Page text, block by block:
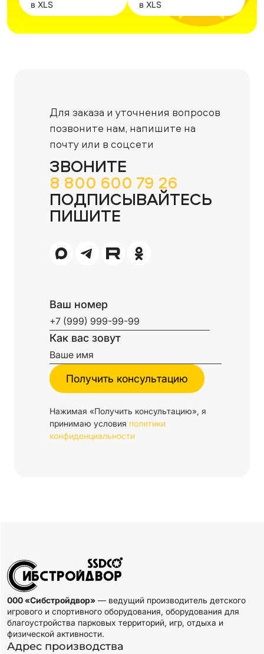
в XLS в XLS
Для заказа и уточнения вопросов
позвоните нам, напишите на
почту или в соцсети
ЗВОНИТЕ
8 800 600 79 26
ПОДПИСЫВАЙТЕСЬ
ПИШИТЕ
Ваш номер
Как вас зовут
Нажимая «Получить консультацию», я
принимаю условия политики
конфиденциальности
000 «Сибстройдвор» — ведущий производитель детского
игрового и спортивного оборудования, оборудования для
благоустройства парковых территорий, игр, отдыха и
физической активности.
Адрес производства